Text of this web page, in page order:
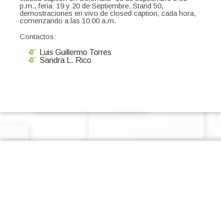
p.m., feria: 19 y 20 de Septiembre, Stand 50,
demostraciones en vivo de closed caption, cada hora,
comenzando a las 10:00 a.m.
Contactos:
Luis Guillermo Torres
Sandra L. Rico